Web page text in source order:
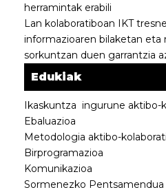
herramintak erabili
Lan kolaboratiboan IKT
informazioaren bilaketan eta
sorkuntzan duen garrantzia
Edukiak
Ikaskuntza ingurune aktibo-
Ebaluazioa
Metodologia aktibo-
Birprogramazioa
Komunikazioa
Sormenezko Pentsamendua